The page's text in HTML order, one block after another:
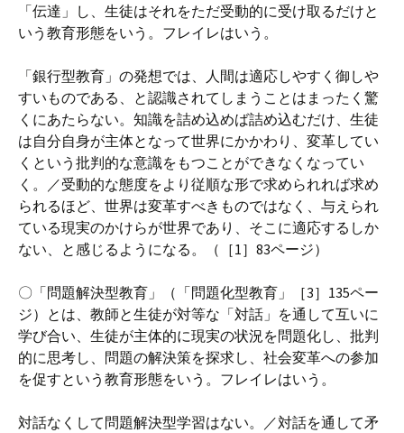
「伝達」し、生徒はそれをただ受動的に受け取るだけと
いう教育形態をいう。フレイレはいう。
「銀行型教育」の発想では、人間は適応しやすく御しや
すいものである、と認識されてしまうことはまったく驚
くにあたらない。知識を詰め込めば詰め込むだけ、生徒
は自分自身が主体となって世界にかかわり、変革してい
くという批判的な意識をもつことができなくなってい
く。／受動的な態度をより従順な形で求められれば求め
られるほど、世界は変革すべきものではなく、与えられ
ている現実のかけらが世界であり、そこに適応するしか
ない、と感じるようになる。（［1］83ページ）
〇「問題解決型教育」（「問題化型教育」［3］135ペー
ジ）とは、教師と生徒が対等な「対話」を通して互いに
学び合い、生徒が主体的に現実の状況を問題化し、批判
的に思考し、問題の解決策を探求し、社会変革への参加
を促すという教育形態をいう。フレイレはいう。
対話なくして問題解決型学習はない。／対話を通して矛